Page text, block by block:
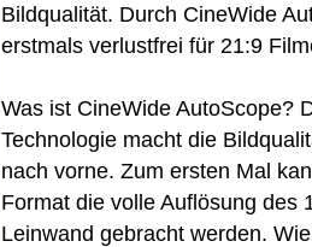
Bildqualität. Durch CineWide
erstmals verlustfrei für 21:9
Was ist CineWide AutoScope?
Technologie macht die
nach vorne. Zum ersten Mal
Format die volle Auflösung des
Leinwand gebracht werden.